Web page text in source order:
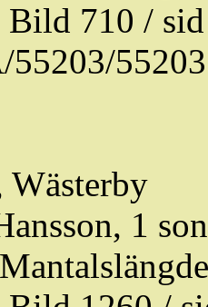
Bild 710 /
55203/
Wästerby
1